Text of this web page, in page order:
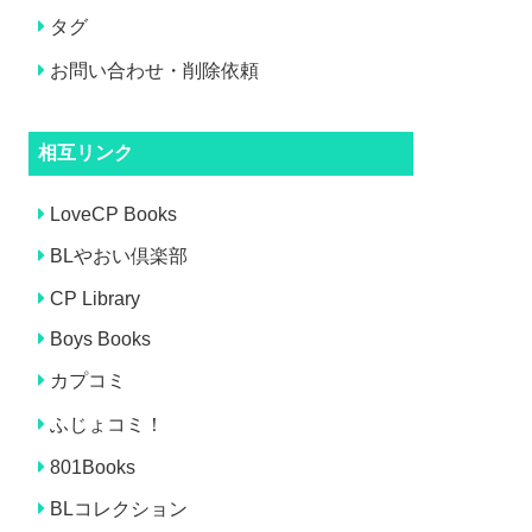
タグ
お問い合わせ・削除依頼
相互リンク
LoveCP Books
BLやおい倶楽部
CP Library
Boys Books
カプコミ
ふじょコミ！
801Books
BLコレクション